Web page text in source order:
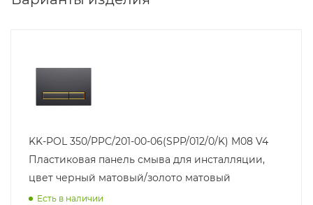
KK-POL 350/PPC/201-00-06(SPP/012/0/K) M08 V4
Пластиковая панель смыва для инсталляции,
цвет черный матовый/золото матовый
Есть в наличии